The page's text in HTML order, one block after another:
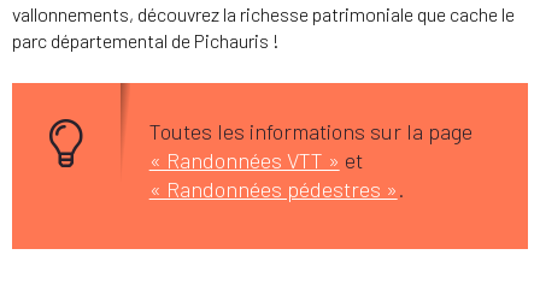
vallonnements, découvrez la richesse patrimoniale que cache le
parc départemental de Pichauris !
Toutes les informations sur la page
« Randonnées VTT » et
« Randonnées pédestres ».